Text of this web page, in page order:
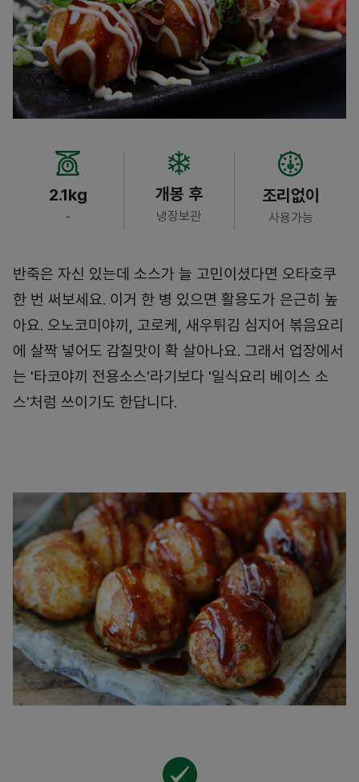
2.1kg
-
개봉 후
냉장보관
조리없이
사용가능
반죽은 자신 있는데 소스가 늘 고민이셨다면 오타호쿠
한 번 써보세요. 이거 한 병 있으면 활용도가 은근히 높
아요. 오노코미야끼, 고로케, 새우튀김 심지어 볶음요리
에 살짝 넣어도 감칠맛이 확 살아나요. 그래서 업장에서
는 '타코야끼 전용소스'라기보다 '일식요리 베이스 소
스'처럼 쓰이기도 한답니다.